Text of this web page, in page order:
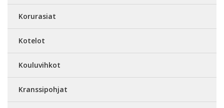
Korurasiat
Kotelot
Kouluvihkot
Kranssipohjat